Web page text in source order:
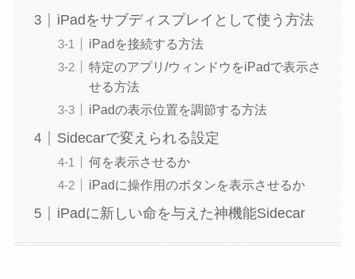
iPadをサブディスプレイとして使う方法
iPadを接続する方法
特定のアプリ/ウィンドウをiPadで表示さ
せる方法
iPadの表示位置を調節する方法
Sidecarで変えられる設定
何を表示させるか
iPadに操作用のボタンを表示させるか
iPadに新しい命を与えた神機能Sidecar